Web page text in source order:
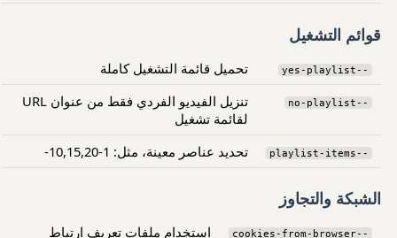
قوائم التشغيل
--yes-playlist تحميل قائمة التشغيل كاملة
--no-playlist
تنزيل الفيديو الفردي فقط من عنوان URL
لقائمة تشغيل
--playlist-items تحديد عناصر معينة، مثل: 1-10,15,20-
الشبكة والتجاوز
--cookies-from-browser
استخدام ملفات تعريف ارتباط